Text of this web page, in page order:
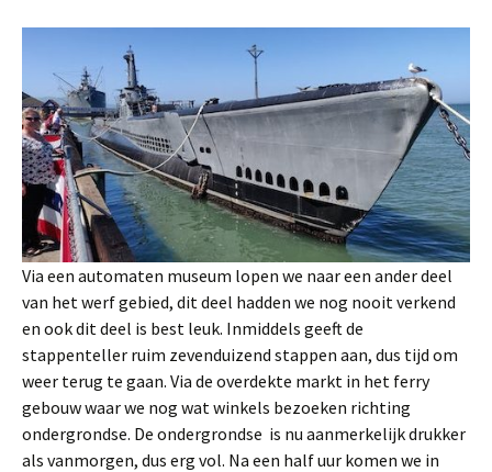
Via een automaten museum lopen we naar een ander deel
van het werf gebied, dit deel hadden we nog nooit verkend
en ook dit deel is best leuk. Inmiddels geeft de
stappenteller ruim zevenduizend stappen aan, dus tijd om
weer terug te gaan. Via de overdekte markt in het ferry
gebouw waar we nog wat winkels bezoeken richting
ondergrondse. De ondergrondse is nu aanmerkelijk drukker
als vanmorgen, dus erg vol. Na een half uur komen we in